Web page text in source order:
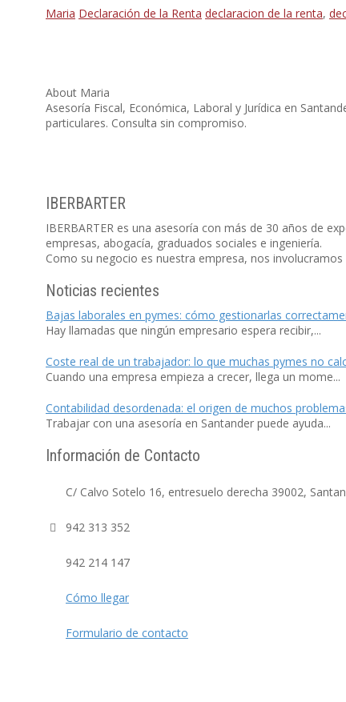
Maria Declaración de la Renta declaracion de la renta,
About Maria
Asesoría Fiscal, Económica, Laboral y Jurídica en
particulares. Consulta sin compromiso.
IBERBARTER
IBERBARTER es una asesoría con más de 30 años de
empresas, abogacía, graduados sociales e ingeniería.
Como su negocio es nuestra empresa, nos
Noticias recientes
Bajas laborales en pymes: cómo gestionarlas
Hay llamadas que ningún empresario espera recibir,...
Coste real de un trabajador: lo que muchas pymes no
Cuando una empresa empieza a crecer, llega un mome...
Contabilidad desordenada: el origen de muchos
Trabajar con una asesoría en Santander puede ayuda...
Información de Contacto
C/ Calvo Sotelo 16, entresuelo derecha 39002,
942 313 352
942 214 147
Cómo llegar
Formulario de contacto